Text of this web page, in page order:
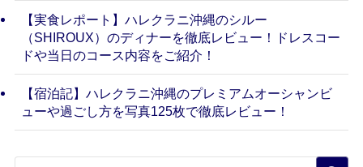
【実食レポート】ハレクラニ沖縄のシルー
（SHIROUX）のディナーを徹底レビュー！ドレスコー
ドや当日のコース内容をご紹介！
【宿泊記】ハレクラニ沖縄のプレミアムオーシャンビ
ューや過ごし方を写真125枚で徹底レビュー！